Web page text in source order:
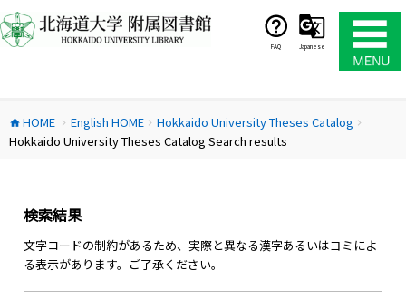
ン
テ
ス
キ
FAQ Japanese
home HOME chevron_right English HOMEchevron_right Hokkaido University Theses Catalog chevron_right
Hokkaido University Theses Catalog Search results
検索結果
文字コードの制約があるため、実際と異なる漢字あるいはヨミによ
る表示があります。ご了承ください。